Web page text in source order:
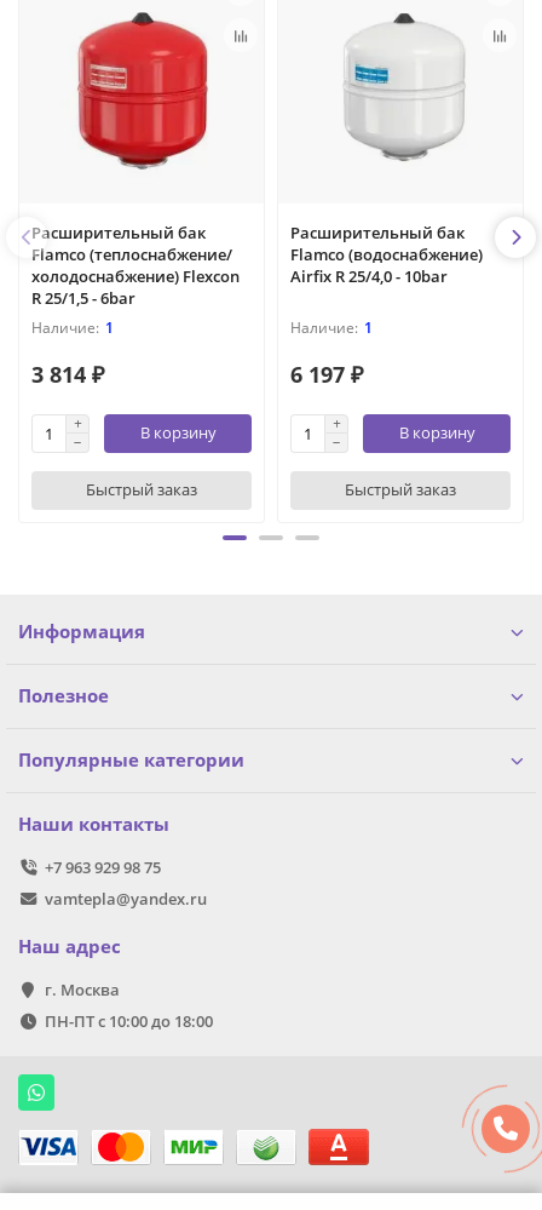
Расширительный бак
Flamco (теплоснабжение/
холодоснабжение) Flexcon
R 25/1,5 - 6bar
1
3 814 ₽
В корзину
Быстрый заказ
Расширительный бак
Flamco (водоснабжение)
Airfix R 25/4,0 - 10bar
1
6 197 ₽
В корзину
Быстрый заказ
Информация
Полезное
Популярные категории
Наши контакты
+7 963 929 98 75
vamtepla@yandex.ru
Наш адрес
г. Москва
ПН-ПТ с 10:00 до 18:00